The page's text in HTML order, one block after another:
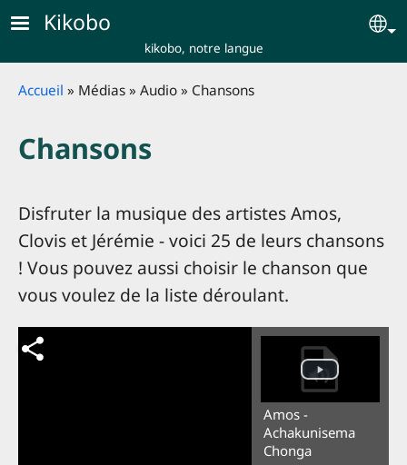
Skip to main content
Kikobo
kikobo, notre langue
Breadcrumb
Accueil Médias Audio Chansons
Chansons
Disfruter la musique des artistes Amos,
Clovis et Jérémie - voici 25 de leurs chansons
! Vous pouvez aussi choisir le chanson que
vous voulez de la liste déroulant.
Amos -
Achakunisema
Chonga